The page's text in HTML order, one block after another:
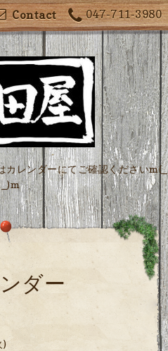
047-711-3980
Contact
カレンダーにてご確認くださいm(_
_)m
ダー
)